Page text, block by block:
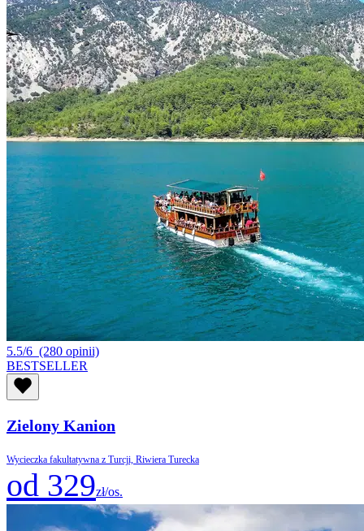
5.5/6 (280 opinii)
BESTSELLER
Zielony Kanion
Wycieczka fakultatywna z Turcji, Riwiera Turecka
od 329zł/os.